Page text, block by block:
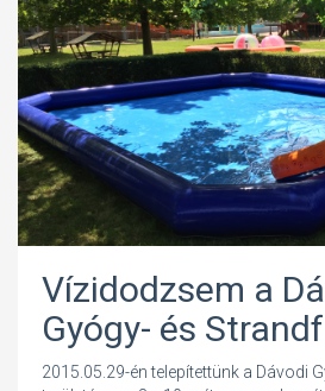
Vízidodzsem a
Gyógy- és
2015.05.29-én telepítettünk a Dávodi